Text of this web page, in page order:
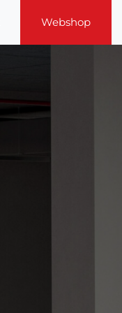
Webshop